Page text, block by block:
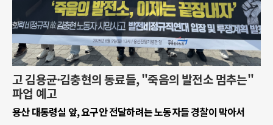
고 김용균·김충현의 동료들, "죽음의 발전소 멈추는"
파업 예고
용산 대통령실 앞, 요구안 전달하려는 노동자들 경찰이 막아서